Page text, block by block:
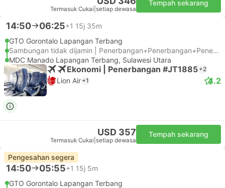
Termasuk Cukai setiap dewasa
Tempah sekarang
14:50 06:25+1 15j 35m
GTO Gorontalo Lapangan Terbang
Sambungan tidak dijamin | Penerbangan+Penerbangan+Penerbangan
MDC Manado Lapangan Terbang, Sulawesi Utara
Ekonomi | Penerbangan #JT1885 +2
Lion Air +1 4.2
USD 357
Termasuk Cukai setiap dewasa
Tempah sekarang
Pengesahan segera
14:50 05:55+1 15j 5m
GTO Gorontalo Lapangan Terbang